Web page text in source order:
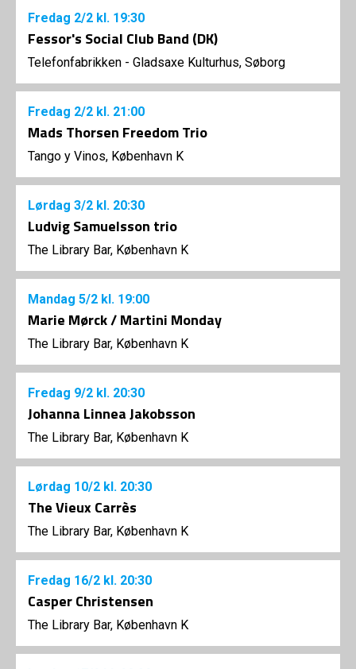
Fredag 2/2 kl. 19:30
Fessor's Social Club Band (DK)
Telefonfabrikken - Gladsaxe Kulturhus, Søborg
Fredag 2/2 kl. 21:00
Mads Thorsen Freedom Trio
Tango y Vinos, København K
Lørdag 3/2 kl. 20:30
Ludvig Samuelsson trio
The Library Bar, København K
Mandag 5/2 kl. 19:00
Marie Mørck / Martini Monday
The Library Bar, København K
Fredag 9/2 kl. 20:30
Johanna Linnea Jakobsson
The Library Bar, København K
Lørdag 10/2 kl. 20:30
The Vieux Carrès
The Library Bar, København K
Fredag 16/2 kl. 20:30
Casper Christensen
The Library Bar, København K